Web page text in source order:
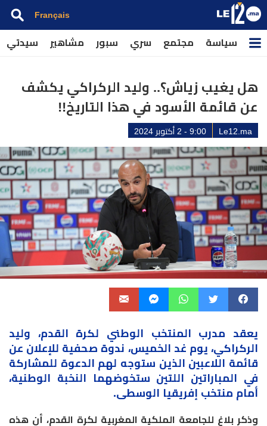
Français
سياسة مجتمع سري سبور مشاهير سيدتي
هل يغيب زياش؟.. وليد الركراكي يكشف
عن قائمة الأسود في هذا التاريخ!!
Le12.ma 9:00 - 2 أكتوبر 2024
يعقد مدرب المنتخب الوطني لكرة القدم، وليد
الركراكي، يوم غد الخميس، ندوة صحفية للإعلان عن
قائمة اللاعبين الذين ستوجه لهم الدعوة للمشاركة
في المباراتين اللتين ستخوضهما النخبة الوطنية،
أمام منتخب إفريقيا الوسطى.
وذكر بلاغ للجامعة الملكية المغربية لكرة القدم، أن هذه